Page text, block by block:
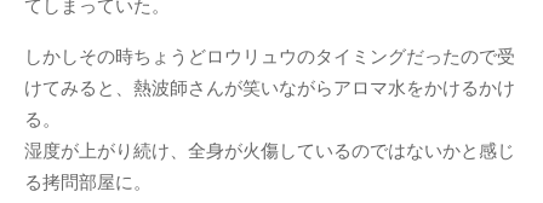
てしまっていた。
しかしその時ちょうどロウリュウのタイミングだったので受
けてみると、熱波師さんが笑いながらアロマ水をかけるかけ
る。
湿度が上がり続け、全身が火傷しているのではないかと感じ
る拷問部屋に。